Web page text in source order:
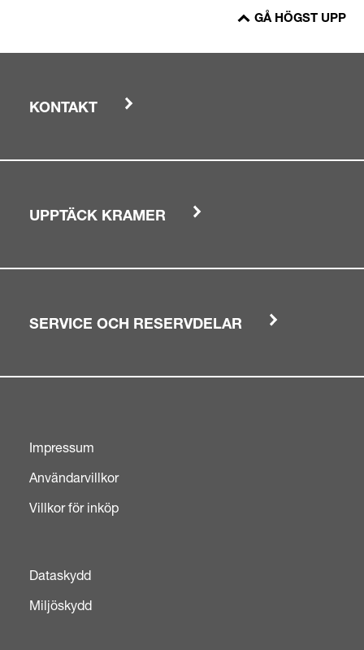
GÅ HÖGST UPP
KONTAKT
UPPTÄCK KRAMER
SERVICE OCH RESERVDELAR
Impressum
Användarvillkor
Villkor för inköp
Dataskydd
Miljöskydd